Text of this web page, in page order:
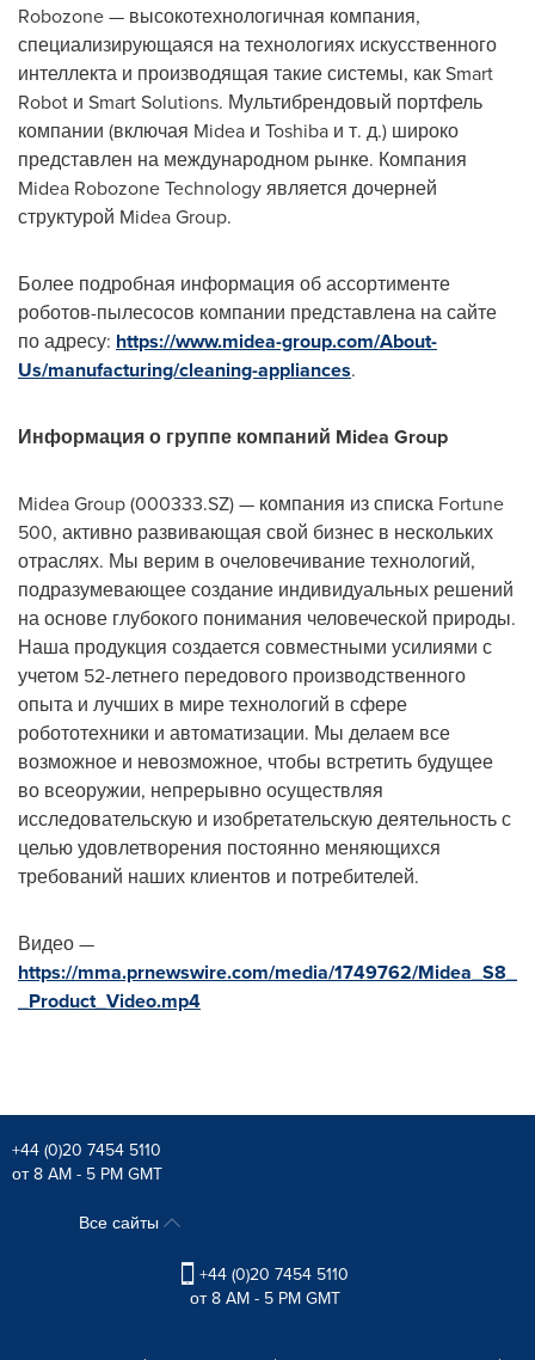
Robozone — высокотехнологичная компания,
специализирующаяся на технологиях искусственного
интеллекта и производящая такие системы, как Smart
Robot и Smart Solutions. Мультибрендовый портфель
компании (включая Midea и Toshiba и т. д.) широко
представлен на международном рынке. Компания
Midea Robozone Technology является дочерней
структурой Midea Group.
Более подробная информация об ассортименте
роботов-пылесосов компании представлена на сайте
по адресу: https://www.midea-group.com/About-
Us/manufacturing/cleaning-appliances.
Информация о группе компаний Midea Group
Midea Group (000333.SZ) — компания из списка Fortune
500, активно развивающая свой бизнес в нескольких
отраслях. Мы верим в очеловечивание технологий,
подразумевающее создание индивидуальных решений
на основе глубокого понимания человеческой природы.
Наша продукция создается совместными усилиями с
учетом 52-летнего передового производственного
опыта и лучших в мире технологий в сфере
робототехники и автоматизации. Мы делаем все
возможное и невозможное, чтобы встретить будущее
во всеоружии, непрерывно осуществляя
исследовательскую и изобретательскую деятельность с
целью удовлетворения постоянно меняющихся
требований наших клиентов и потребителей.
Видео —
https://mma.prnewswire.com/media/1749762/Midea_S8_
_Product_Video.mp4
+44 (0)20 7454 5110
от 8 AM - 5 PM GMT
Все сайты
+44 (0)20 7454 5110
от 8 AM - 5 PM GMT